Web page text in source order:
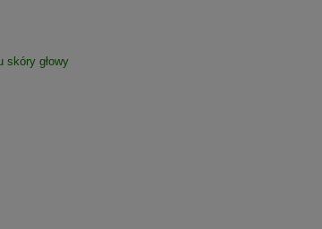
skóry głowy